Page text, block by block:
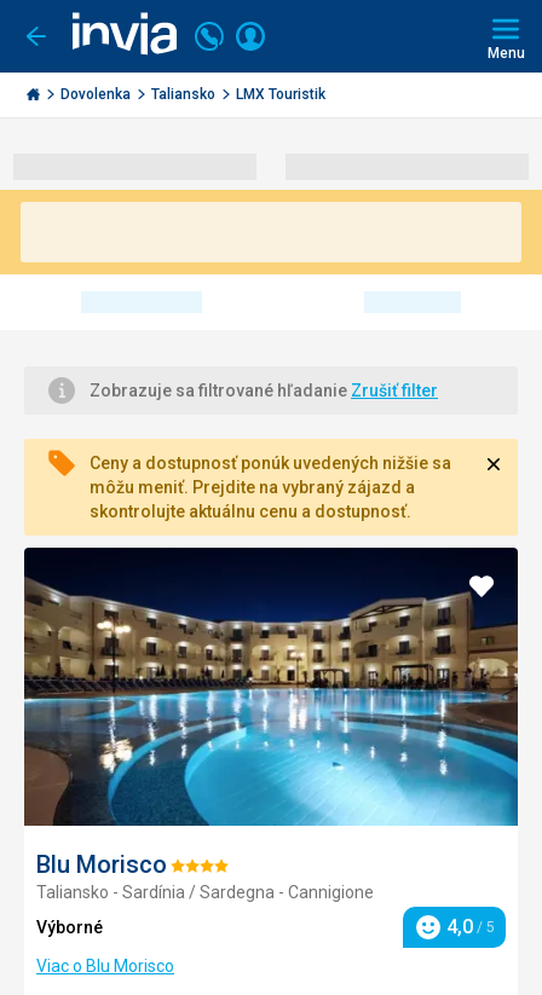
Ísť
späť
Invia.sk
Volajte
+421
2
3221
Prihlásiť
Menu
Dovolenka Taliansko LMX Touristik
Zobrazuje sa filtrované hľadanie Zrušiť filter
Ceny a dostupnosť ponúk uvedených nižšie sa
môžu meniť. Prejdite na vybraný zájazd a
skontrolujte aktuálnu cenu a dostupnosť.
Blu Morisco Hodnotenie:
4/5
Taliansko - Sardínia / Sardegna - Cannigione
Výborné
Hodnotenie
4,0 / 5
Viac o Blu Morisco
Pridať